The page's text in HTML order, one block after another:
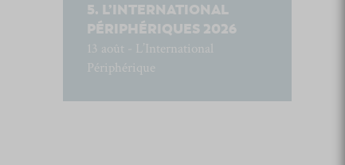
L’INTERNATIONAL
PÉRIPHÉRIQUES 2026
13 août - L’International
Périphérique